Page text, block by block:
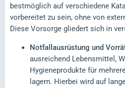
bestmöglich auf verschiedene
vorbereitet zu sein, ohne von
Diese Vorsorge gliedert sich in
Notfallausrüstung und
ausreichend Lebensmittel,
Hygieneprodukte für
lagern. Hierbei wird auf